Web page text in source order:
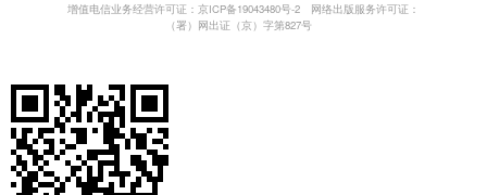
增值电信业务经营许可证：京ICP备19043480号-2
网络出版服务许可证：
（署）网出证（京）字第827号